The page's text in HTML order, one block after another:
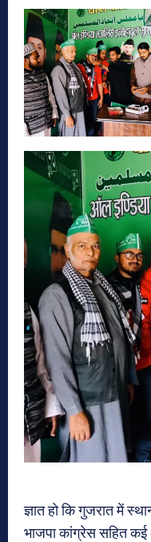
ज्ञात हो कि गुजरात में
भाजपा कांग्रेस सहित